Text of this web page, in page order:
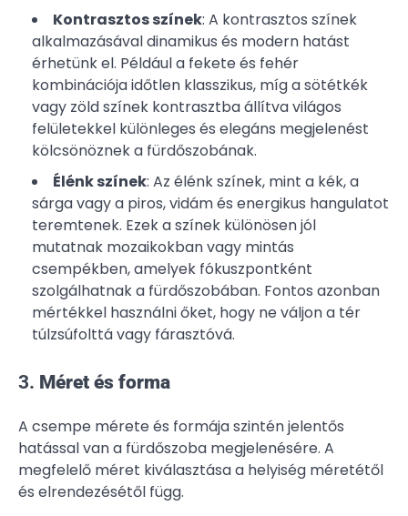
Kontrasztos színek: A kontrasztos színek
alkalmazásával dinamikus és modern hatást
érhetünk el. Például a fekete és fehér
kombinációja időtlen klasszikus, míg a sötétkék
vagy zöld színek kontrasztba állítva világos
felületekkel különleges és elegáns megjelenést
kölcsönöznek a fürdőszobának.
Élénk színek: Az élénk színek, mint a kék, a
sárga vagy a piros, vidám és energikus hangulatot
teremtenek. Ezek a színek különösen jól
mutatnak mozaikokban vagy mintás
csempékben, amelyek fókuszpontként
szolgálhatnak a fürdőszobában. Fontos azonban
mértékkel használni őket, hogy ne váljon a tér
túlzsúfolttá vagy fárasztóvá.
3. Méret és forma
A csempe mérete és formája szintén jelentős
hatással van a fürdőszoba megjelenésére. A
megfelelő méret kiválasztása a helyiség méretétől
és elrendezésétől függ.